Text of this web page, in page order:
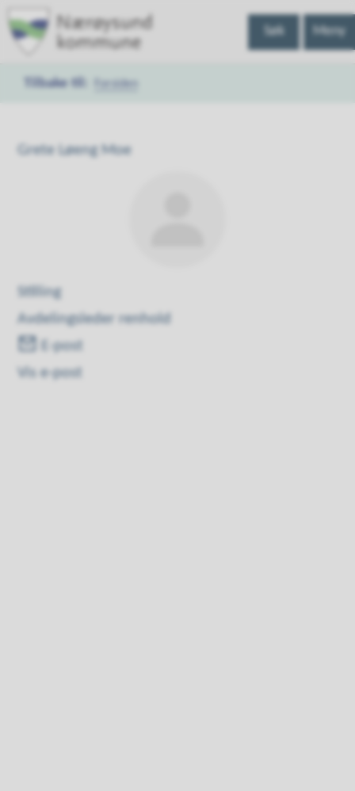
Nærøysund
Søk Meny
Grete Løeng Moe
Stilling
Avdelingsleder renhold
E-post
Vis e-post